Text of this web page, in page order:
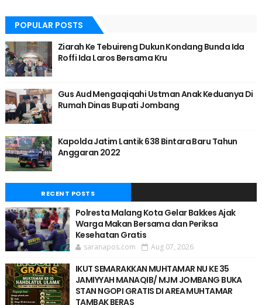
POPULAR POSTS
Ziarah Ke Tebuireng Dukun Kondang Bunda Ida
Roffi Ida Laros Bersama Kru
Gus Aud Mengaqiqahi Ustman Anak Keduanya Di
Rumah Dinas Bupati Jombang
Kapolda Jatim Lantik 638 Bintara Baru Tahun
Anggaran 2022
RECENT POSTS
Polresta Malang Kota Gelar Bakkes Ajak
Warga Makan Bersama dan Periksa
Kesehatan Gratis
saranapos.com Aug 07, 2026
IKUT SEMARAKKAN MUHTAMAR NU KE 35
JAMIYYAH MANAQIB/ MJM JOMBANG BUKA
STAN NGOPI GRATIS DI AREA MUHTAMAR
TAMBAK BERAS